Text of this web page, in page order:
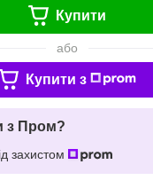
Купити
або
Купити з
з Пром?
захистом